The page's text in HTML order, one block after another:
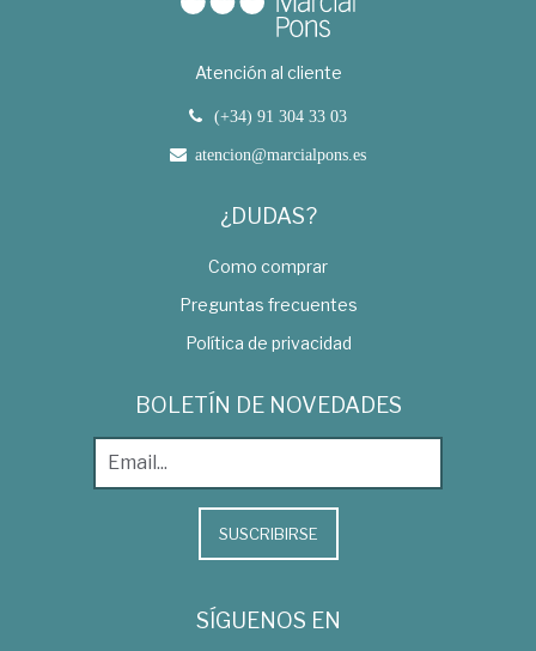
Atención al cliente
(+34) 91 304 33 03
atencion@marcialpons.es
¿DUDAS?
Como comprar
Preguntas frecuentes
Política de privacidad
BOLETÍN DE NOVEDADES
SUSCRIBIRSE
SÍGUENOS EN